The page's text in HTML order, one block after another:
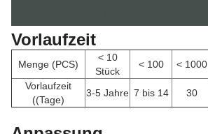
Vorlaufzeit
Menge (PCS)
< 10
Stück
< 100 < 1000
Vorlaufzeit
((Tage)
3-5 Jahre 7 bis 14 30